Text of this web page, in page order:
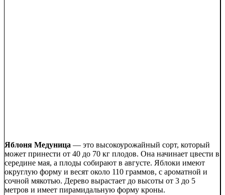
Яблоня Медуница — это высокоурожайный сорт, который
может принести от 40 до 70 кг плодов. Она начинает цвести в
середине мая, а плоды собирают в августе. Яблоки имеют
округлую форму и весят около 110 граммов, с ароматной и
сочной мякотью. Дерево вырастает до высоты от 3 до 5
метров и имеет пирамидальную форму кроны.